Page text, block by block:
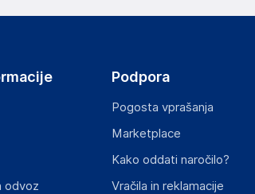
izdelka z zahtevanimi predpisi.
odvoz
Podpora
Pogosta vprašanja
Marketplace
Kako oddati naročilo?
Vračila in reklamacije